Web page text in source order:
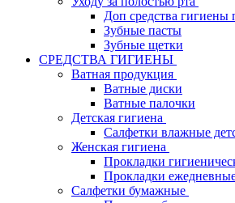
Доп средства гигиены
Зубные пасты
Зубные щетки
СРЕДСТВА ГИГИЕНЫ
Ватная продукция
Ватные диски
Ватные палочки
Детская гигиена
Салфетки влажные
Женская гигиена
Прокладки
Прокладки
Салфетки бумажные